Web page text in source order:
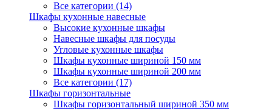
Все категории (14)
Шкафы кухонные навесные
Высокие кухонные шкафы
Навесные шкафы для посуды
Угловые кухонные шкафы
Шкафы кухонные шириной 150 мм
Шкафы кухонные шириной 200 мм
Все категории (17)
Шкафы горизонтальные
Шкафы горизонтальный шириной 350 мм